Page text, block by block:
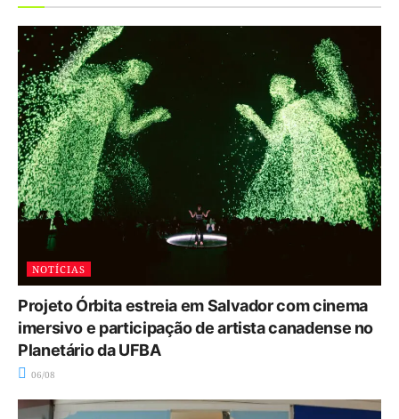
NOTÍCIAS
Projeto Órbita estreia em Salvador com cinema
imersivo e participação de artista canadense no
Planetário da UFBA
06/08